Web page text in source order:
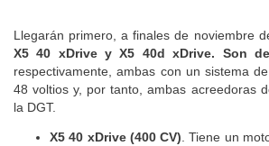
Llegarán primero, a finales de noviembre
X5 40 xDrive y X5 40d xDrive. Son
respectivamente, ambas con un sistema
48 voltios y, por tanto, ambas acreedoras
la DGT.
X5 40 xDrive (400 CV) . Tiene un